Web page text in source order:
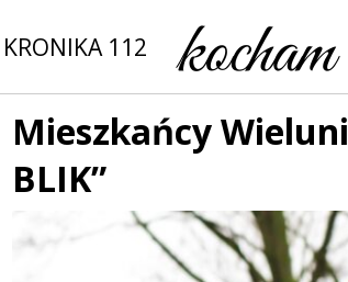
KRONIKA 112
Mieszkańcy
BLIK”